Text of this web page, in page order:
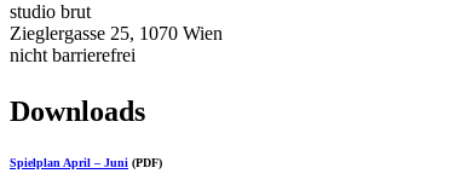
studio brut
Zieglergasse 25, 1070 Wien
nicht barrierefrei
Downloads
Spielplan April – Juni (PDF)